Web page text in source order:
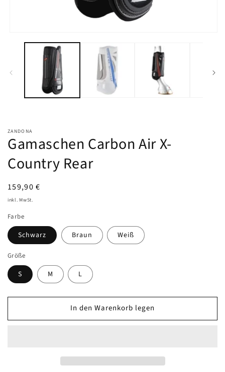
ZANDONA
Gamaschen Carbon Air X-
Country Rear
UVP
159,90 €
inkl. MwSt.
Farbe
Schwarz Braun Weiß
Größe
S M L
In den Warenkorb legen